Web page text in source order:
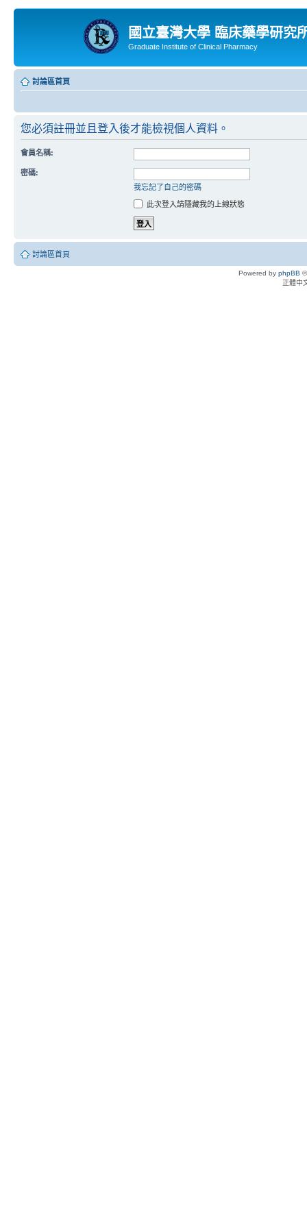
國立臺灣大學 臨床藥學研究
Graduate Institute of Clinical Pharmacy
討論區首頁
您必須註冊並且登入後才能檢視個人資料。
會員名稱:
密碼:
我忘記了自己的密碼
此次登入請隱藏我的上線狀態
討論區首頁
Powered by phpBB
正體中